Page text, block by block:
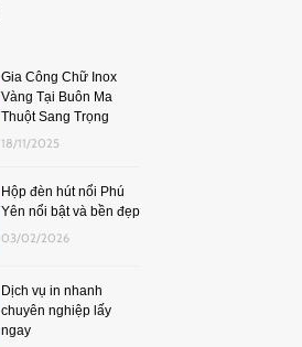
Gia Công Chữ Inox
Vàng Tại Buôn Ma
Thuột Sang Trọng
18/11/2025
Hộp đèn hút nổi Phú
Yên nổi bật và bền đẹp
03/02/2026
Dịch vụ in nhanh
chuyên nghiệp lấy
ngay